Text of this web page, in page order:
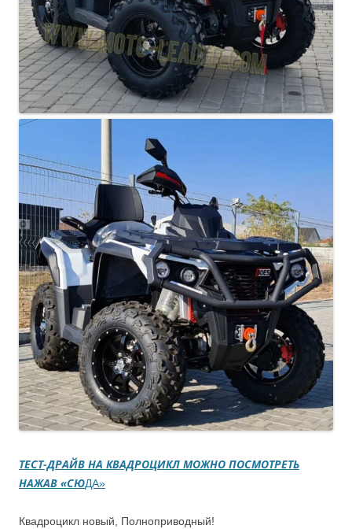
ТЕСТ-ДРАЙВ НА КВАДРОЦИКЛ МОЖНО ПОСМОТРЕТЬ
НАЖАВ «СЮДА»
Квадроцикл новый, Полноприводный!